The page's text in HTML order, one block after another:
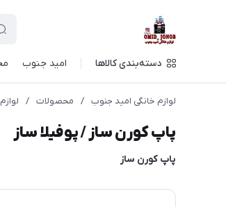
دسته‌بندی کالاها امید جنوب
لوازم خانگی امید جنوب / محصولات /
پاپ کورن ساز / پوفیلا ساز
پاپ کورن ساز